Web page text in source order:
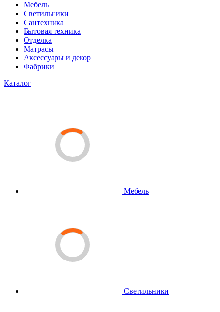
Мебель
Светильники
Сантехника
Бытовая техника
Отделка
Матрасы
Аксессуары и декор
Фабрики
Каталог
Мебель
Светильники